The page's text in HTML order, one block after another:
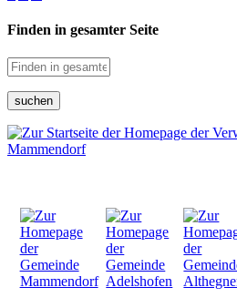
Finden in gesamter Seite
suchen